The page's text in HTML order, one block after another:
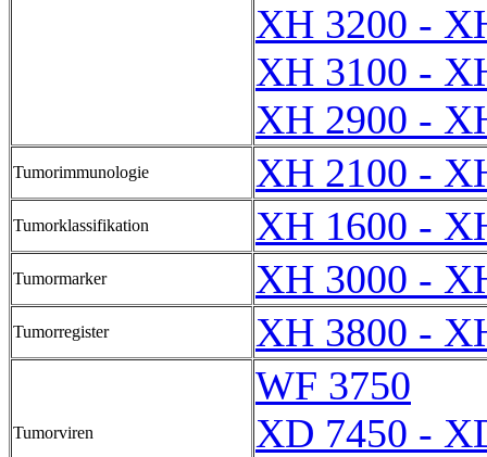
XH 3200 -
XH 3100 -
XH 2900 -
Tumorimmunologie XH 2100 -
Tumorklassifikation XH 1600 -
Tumormarker XH 3000 -
Tumorregister XH 3800 -
Tumorviren
WF 3750
XD 7450 -